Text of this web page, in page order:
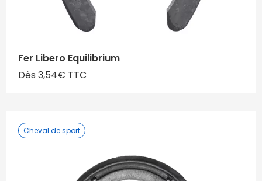
Fer Libero Equilibrium
Dès 3,54€ TTC
Cheval de sport